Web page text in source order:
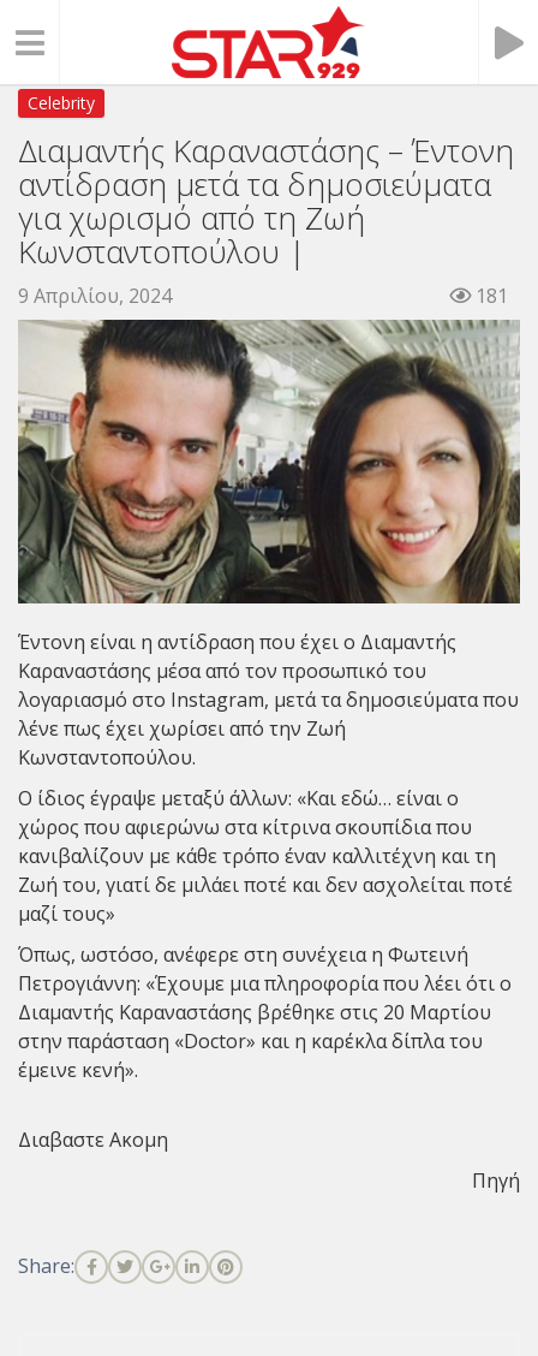
Celebrity
Διαμαντής Καραναστάσης – Έντονη
αντίδραση μετά τα δημοσιεύματα
για χωρισμό από τη Ζωή
Κωνσταντοπούλου |
9 Απριλίου, 2024 181
Έντονη είναι η αντίδραση που έχει ο Διαμαντής
Καραναστάσης μέσα από τον προσωπικό του
λογαριασμό στο Instagram, μετά τα δημοσιεύματα που
λένε πως έχει χωρίσει από την Ζωή
Κωνσταντοπούλου.
Ο ίδιος έγραψε μεταξύ άλλων: «Και εδώ… είναι ο
χώρος που αφιερώνω στα κίτρινα σκουπίδια που
κανιβαλίζουν με κάθε τρόπο έναν καλλιτέχνη και τη
Ζωή του, γιατί δε μιλάει ποτέ και δεν ασχολείται ποτέ
μαζί τους»
Όπως, ωστόσο, ανέφερε στη συνέχεια η Φωτεινή
Πετρογιάννη: «Έχουμε μια πληροφορία που λέει ότι ο
Διαμαντής Καραναστάσης βρέθηκε στις 20 Μαρτίου
στην παράσταση «Doctor» και η καρέκλα δίπλα του
έμεινε κενή».
Διαβαστε Ακομη
Πηγή
Share: